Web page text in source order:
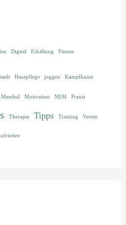
Digital Erkältung Fitness
Hautpflege joggen Kampfkunst
Menthal Motivation NEM Praxis
Therapie Tipps Training Verein